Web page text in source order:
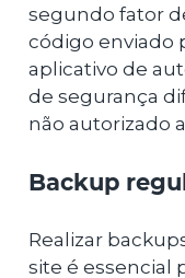
segundo fator
código enviado
aplicativo de
de segurança
não autorizado
Backup
Realizar
site é essencial